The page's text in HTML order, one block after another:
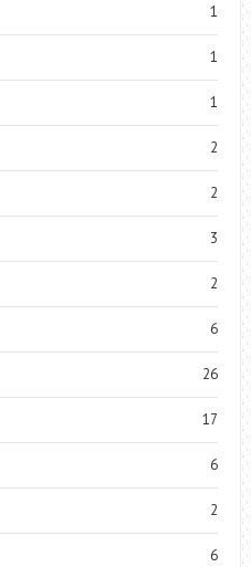
1
1
1
2
2
3
2
6
26
17
6
2
6